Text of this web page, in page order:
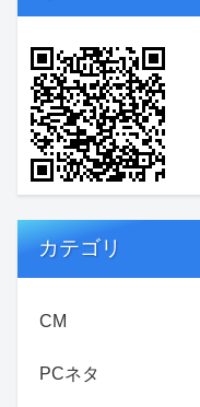
カテゴリ
CM
PCネタ